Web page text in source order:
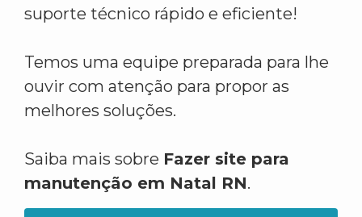
suporte técnico rápido e eficiente!
Temos uma equipe preparada para lhe
ouvir com atenção para propor as
melhores soluções.
Saiba mais sobre Fazer site para
manutenção em Natal RN.